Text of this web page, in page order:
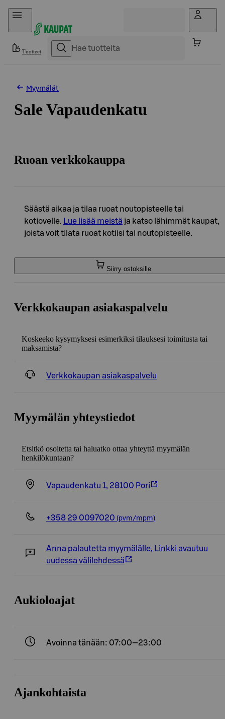
Hyppää sisältöön
Tuotteet
Myymälät
Sale Vapaudenkatu
Ruoan verkkokauppa
Säästä aikaa ja tilaa ruoat noutopisteelle tai
kotiovelle. Lue lisää meistä ja katso lähimmät kaupat,
joista voit tilata ruoat kotiisi tai noutopisteelle.
Siirry ostoksille
Verkkokaupan asiakaspalvelu
Koskeeko kysymyksesi esimerkiksi tilauksesi toimitusta tai
maksamista?
Verkkokaupan asiakaspalvelu
Myymälän yhteystiedot
Etsitkö osoitetta tai haluatko ottaa yhteyttä myymälän
henkilökuntaan?
Vapaudenkatu 1, 28100 Pori
+358 29 0097020 (pvm/mpm)
Anna palautetta myymälälle, Linkki avautuu
uudessa välilehdessä
Aukioloajat
Avoinna tänään: 07:00—23:00
Ajankohtaista